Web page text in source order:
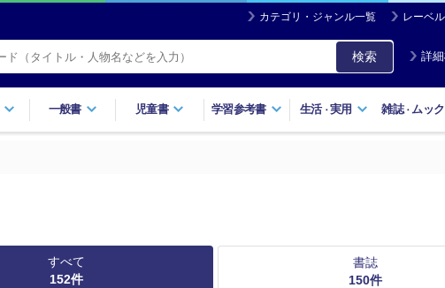
カテゴリ・ジャンル一覧 レーベ
検索 詳
一般書 児童書 学習参考書 生活・実用 雑誌・ ムック
すべて
152件
書誌
150件